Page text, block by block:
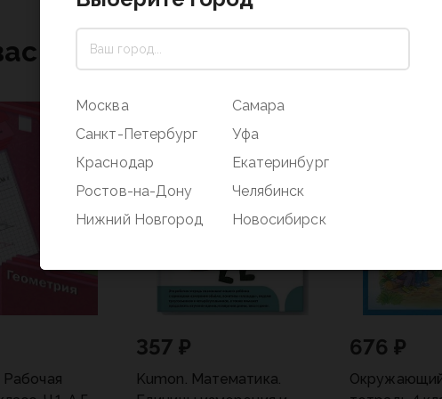
357 ₽
Kumon. Математика.
676 ₽
Москва
Санкт-Петербург
Краснодар
Ростов-на-Дону
Нижний Новгород
Самара
Уфа
Екатеринбург
Челябинск
Новосибирск